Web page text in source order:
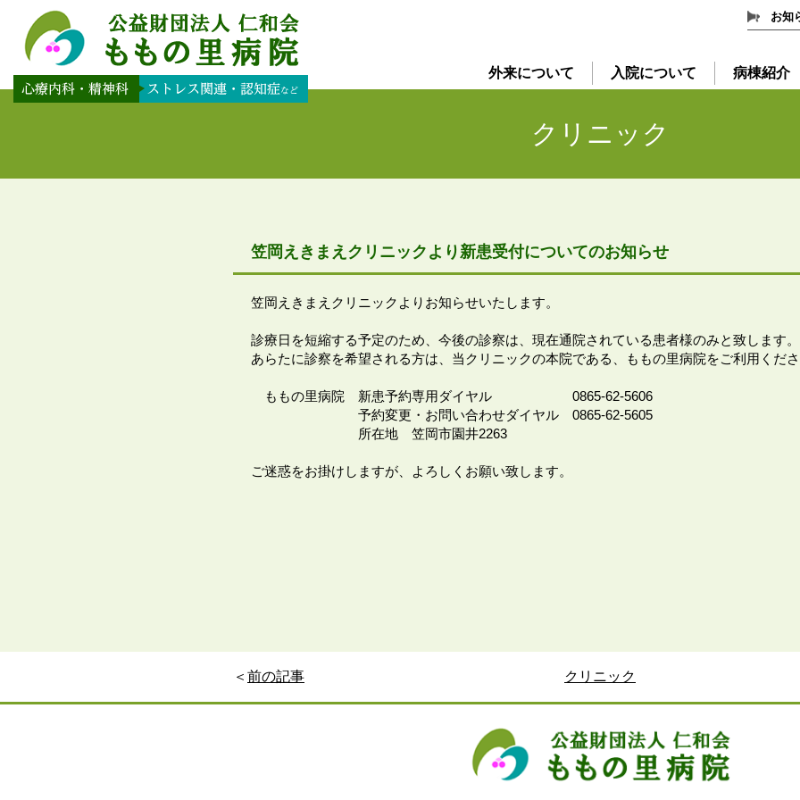
お知
外来について 入院について 病棟紹介
クリニック
笠岡えきまえクリニックより新患受付についてのお知らせ
笠岡えきまえクリニックよりお知らせいたします。
診療日を短縮する予定のため、今後の診察は、現在通院されている患者様のみと致します。
あらたに診察を希望される方は、当クリニックの本院である、ももの里病院をご利用くださ
ももの里病院 新患予約専用ダイヤル 0865-62-5606
予約変更・お問い合わせダイヤル 0865-62-5605
所在地 笠岡市園井2263
ご迷惑をお掛けしますが、よろしくお願い致します。
＜ 前の記事 クリニック